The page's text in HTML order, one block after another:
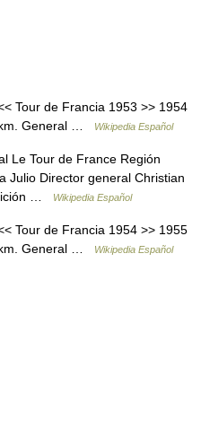
Tour de Francia 1953 >> 1954
General …
Wikipedia Español
Le Tour de France Región
Julio Director general Christian
…
Wikipedia Español
Tour de Francia 1954 >> 1955
General …
Wikipedia Español